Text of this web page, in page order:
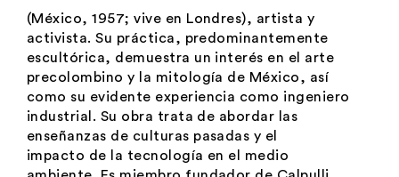
(México, 1957; vive en Londres), artista y
activista. Su práctica, predominantemente
escultórica, demuestra un interés en el arte
precolombino y la mitología de México, así
como su evidente experiencia como ingeniero
industrial. Su obra trata de abordar las
enseñanzas de culturas pasadas y el
impacto de la tecnología en el medio